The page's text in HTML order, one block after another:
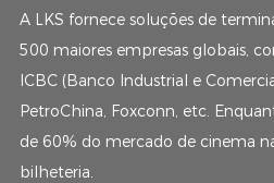
A LKS fornece soluções de
500 maiores empresas globais,
ICBC (Banco Industrial e
PetroChina, Foxconn, etc.
de 60% do mercado de cinema
bilheteria.